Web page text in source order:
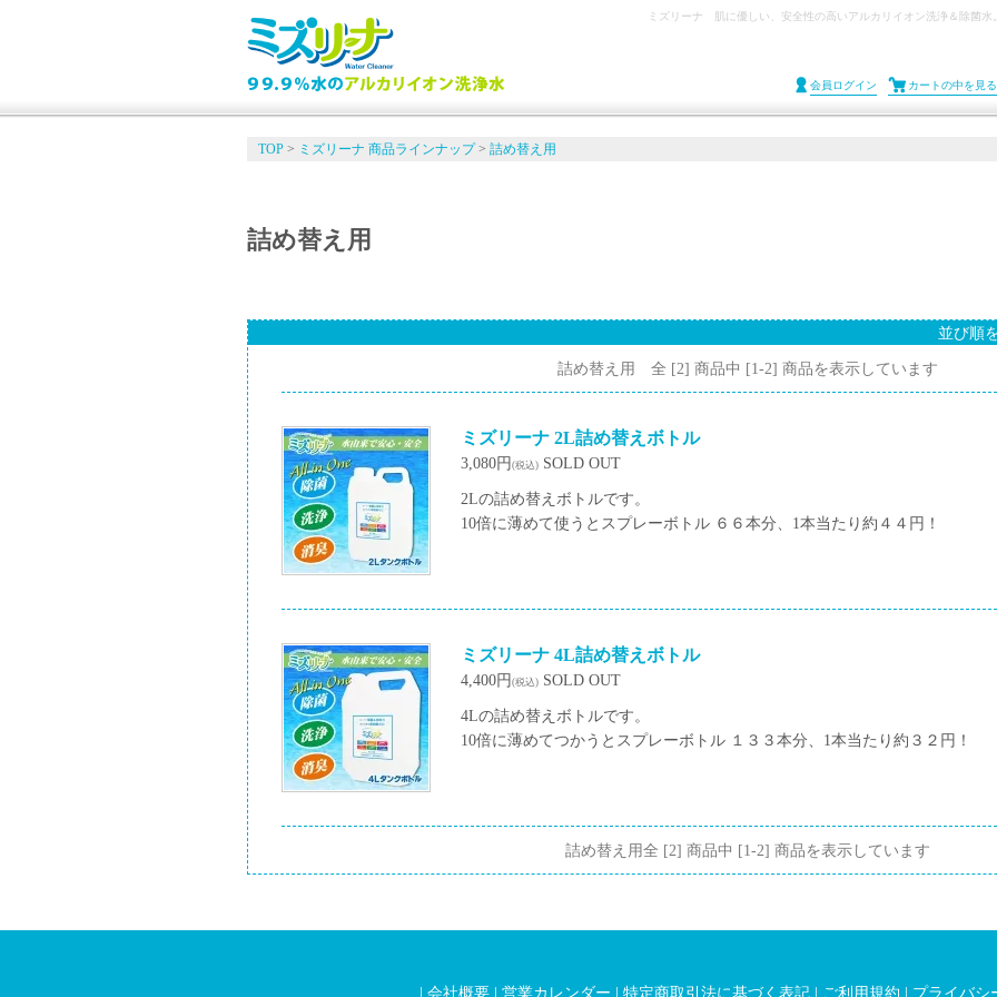
ミズリーナ 肌に優しい、安全性の高いアルカリイオン洗浄＆除菌水
会員ログイン カートの中を見る
TOP > ミズリーナ 商品ラインナップ> 詰め替え用
詰め替え用
並び順
詰め替え用 全 [2] 商品中 [1-2] 商品を表示しています
ミズリーナ 2L詰め替えボトル
3,080円 (税込) SOLD OUT
2Lの詰め替えボトルです。
10倍に薄めて使うとスプレーボトル ６６本分、1本当たり約４４円！
ミズリーナ 4L詰め替えボトル
4,400円 (税込) SOLD OUT
4Lの詰め替えボトルです。
10倍に薄めてつかうとスプレーボトル １３３本分、1本当たり約３２円！
詰め替え用全 [2] 商品中 [1-2] 商品を表示しています
| 会社概要 | 営業カレンダー | 特定商取引法に基づく表記 | ご利用規約 | プライバシ